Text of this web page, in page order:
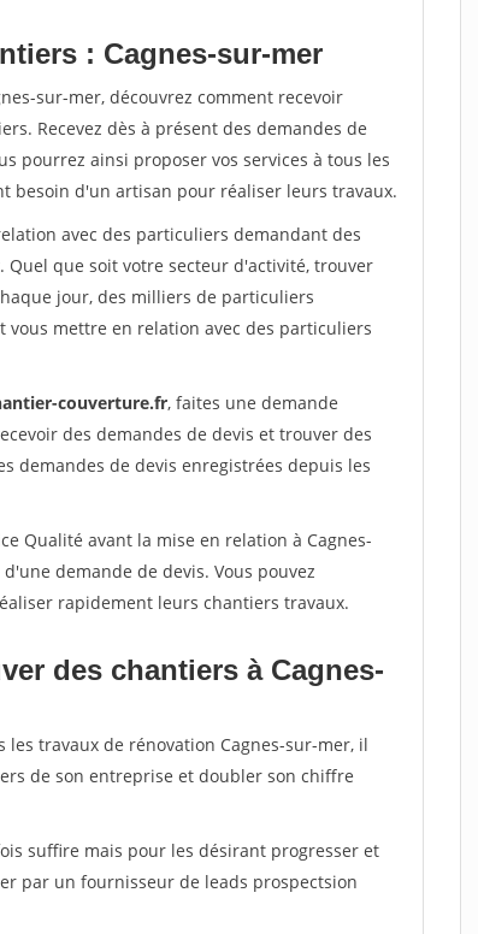
: Cagnes-sur-mer
sur-mer, découvrez comment recevoir
Recevez dès à présent des demandes de
pourrez ainsi proposer vos services à tous les
besoin d'un artisan pour réaliser leurs travaux.
avec des particuliers demandant des
que soit votre secteur d'activité, trouver
jour, des milliers de particuliers
mettre en relation avec des particuliers
couverture.fr, faites une demande
des demandes de devis et trouver des
demandes de devis enregistrées depuis les
Qualité avant la mise en relation à Cagnes-
demande de devis. Vous pouvez
rapidement leurs chantiers travaux.
des chantiers à Cagnes-
travaux de rénovation Cagnes-sur-mer, il
de son entreprise et doubler son chiffre
suffire mais pour les désirant progresser et
par un fournisseur de leads prospectsion